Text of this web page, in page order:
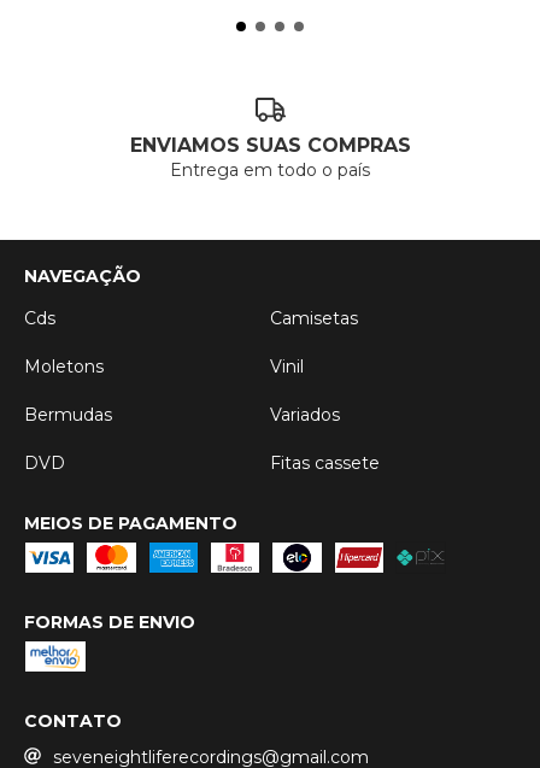
ENVIAMOS SUAS COMPRAS
Entrega em todo o país
NAVEGAÇÃO
Cds
Camisetas
Moletons Vinil
Bermudas Variados
DVD Fitas cassete
MEIOS DE PAGAMENTO
FORMAS DE ENVIO
CONTATO
seveneightliferecordings@gmail.com